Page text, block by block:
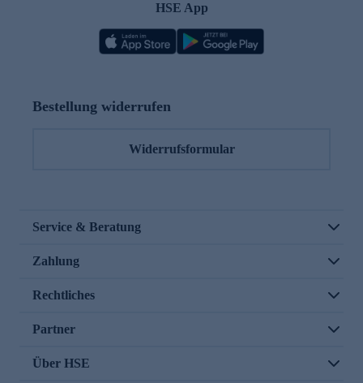
HSE App
Bestellung widerrufen
Widerrufsformular
Service & Beratung
Zahlung
Rechtliches
Partner
Über HSE